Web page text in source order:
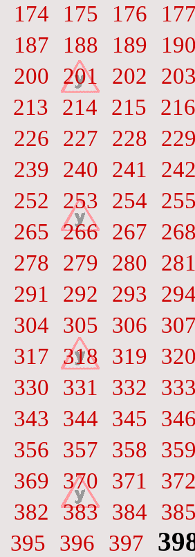
174 175 176
187 188 189
200 201 202
213 214 215
216
226 227 228
239 240 241
252 253 254
265 266 267
278 279 280
291 292 293
304 305 306
317 318 319
330 331 332
343 344 345
356 357 358
369 370 371
382 383 384
395 396 397